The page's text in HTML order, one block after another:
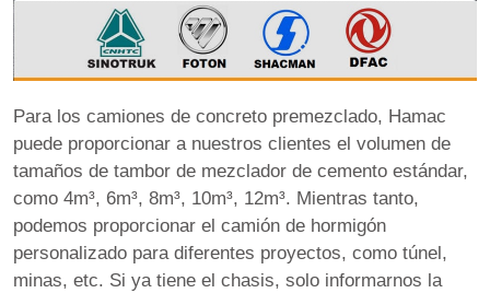
Para los camiones de concreto premezclado, Hamac
puede proporcionar a nuestros clientes el volumen de
tamaños de tambor de mezclador de cemento estándar,
como 4m³, 6m³, 8m³, 10m³, 12m³. Mientras tanto,
podemos proporcionar el camión de hormigón
personalizado para diferentes proyectos, como túnel,
minas, etc. Si ya tiene el chasis, solo informarnos la